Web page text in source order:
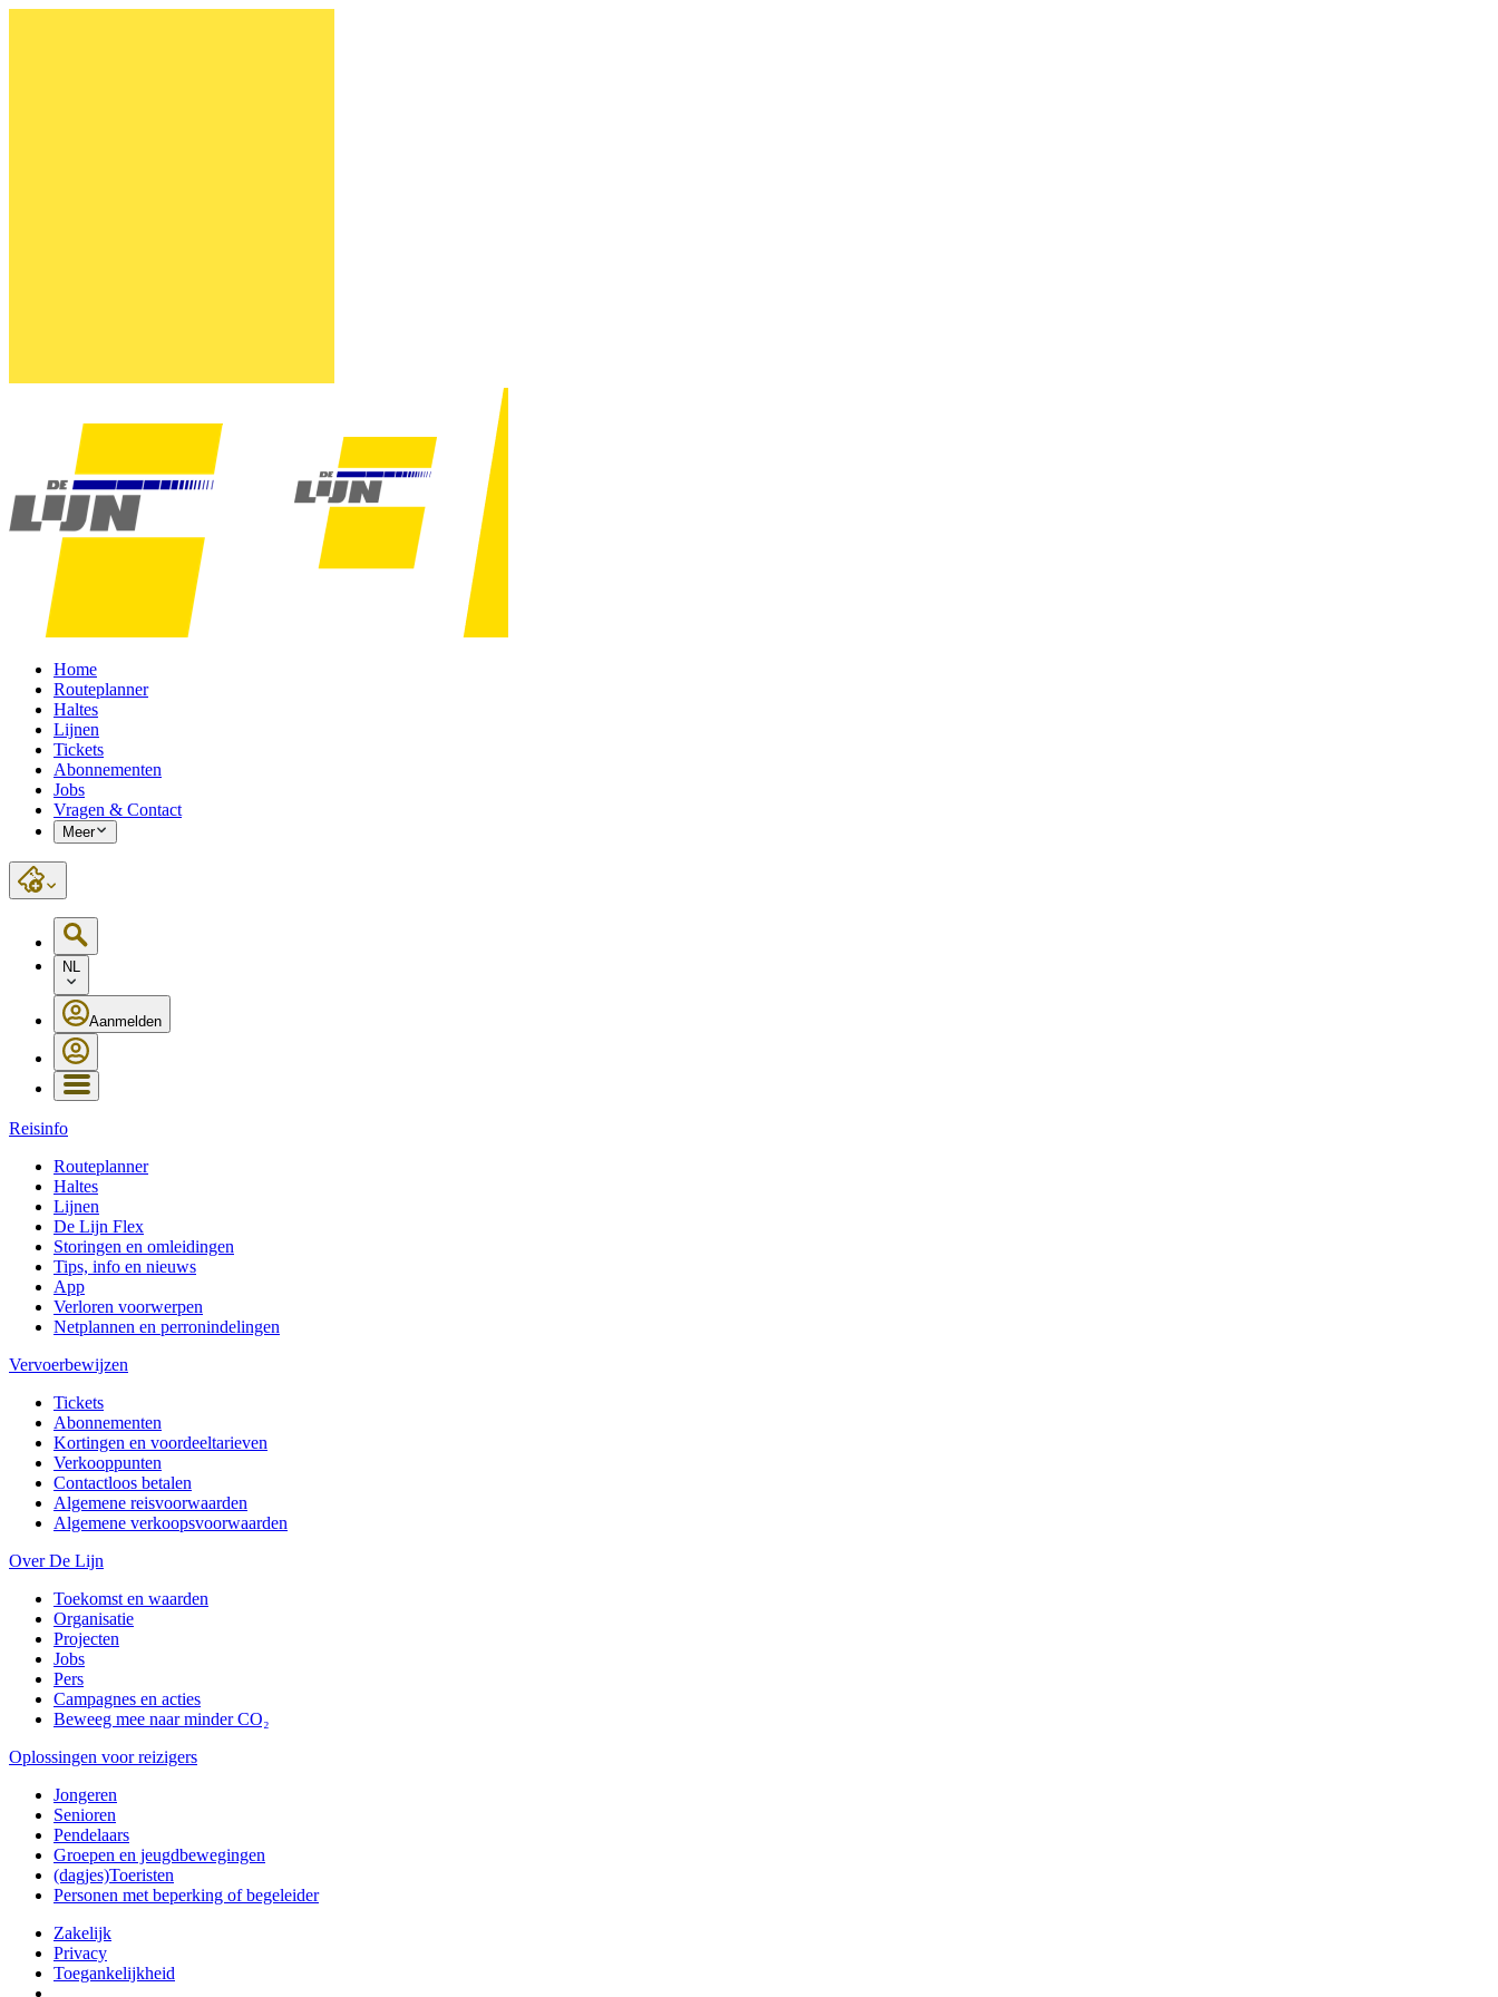
Home
Routeplanner
Haltes
Lijnen
Tickets
Abonnementen
Jobs
Vragen & Contact
Meer
NL
Aanmelden
Reisinfo
Routeplanner
Haltes
Lijnen
De Lijn Flex
Storingen en omleidingen
Tips, info en nieuws
App
Verloren voorwerpen
Netplannen en perronindelingen
Vervoerbewijzen
Tickets
Abonnementen
Kortingen en voordeeltarieven
Verkooppunten
Contactloos betalen
Algemene reisvoorwaarden
Algemene verkoopsvoorwaarden
Over De Lijn
Toekomst en waarden
Organisatie
Projecten
Jobs
Pers
Campagnes en acties
Beweeg mee naar minder CO₂
Oplossingen voor reizigers
Jongeren
Senioren
Pendelaars
Groepen en jeugdbewegingen
(dagjes)Toeristen
Personen met beperking of begeleider
Zakelijk
Privacy
Toegankelijkheid